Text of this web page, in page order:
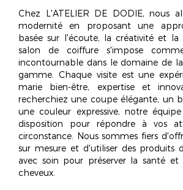
Chez L'ATELIER DE DODIE, nous
modernité en proposant une
basée sur l'écoute, la créativité et la
salon de coiffure s'impose
incontournable dans le domaine de
gamme. Chaque visite est une
marie bien-être, expertise et
recherchiez une coupe élégante, un
une couleur expressive, notre
disposition pour répondre à vos
circonstance. Nous sommes fiers
sur mesure et d'utiliser des produits
avec soin pour préserver la santé
cheveux.